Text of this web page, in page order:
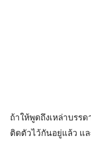
ถ้าให้พูดถึงเหล่าบรร
ติดตัวไว้กันอยู่แล้ว แ